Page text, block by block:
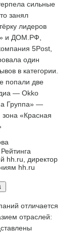
сильные
занял
лидеров
и ДОМ.РФ,
5Post,
один
в категории.
попали две
— Okko
Группа» —
зона «Красная
hh.ru, директор
hh.ru
отличается
отраслей: